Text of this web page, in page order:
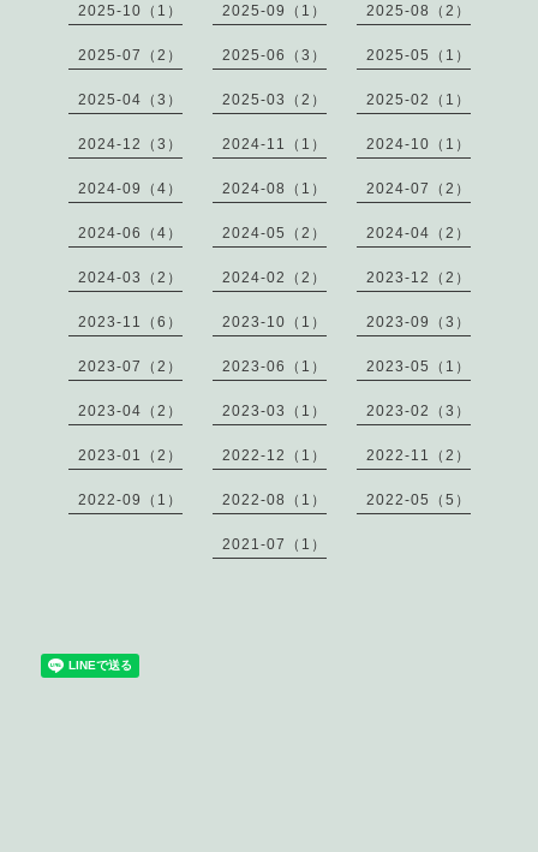
2025-10（1） 2025-09（1） 2025-08（2）
2025-07（2） 2025-06（3） 2025-05（1）
2025-04（3） 2025-03（2） 2025-02（1）
2024-12（3） 2024-11（1） 2024-10（1）
2024-09（4） 2024-08（1） 2024-07（2）
2024-06（4） 2024-05（2） 2024-04（2）
2024-03（2） 2024-02（2） 2023-12（2）
2023-11（6） 2023-10（1） 2023-09（3）
2023-07（2） 2023-06（1） 2023-05（1）
2023-04（2） 2023-03（1） 2023-02（3）
2023-01（2） 2022-12（1） 2022-11（2）
2022-09（1） 2022-08（1） 2022-05（5）
2021-07（1）